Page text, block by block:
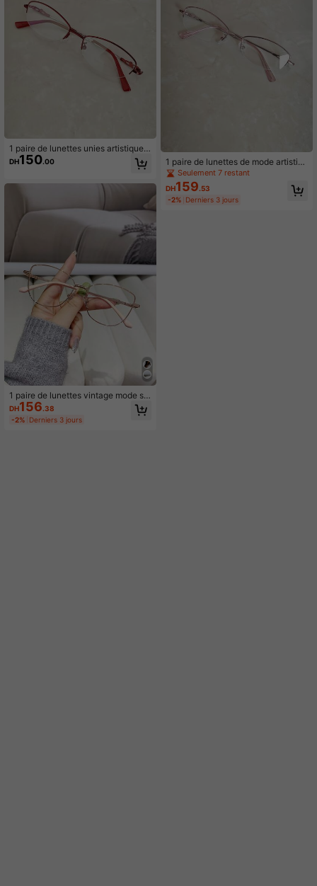
1 paire de lunettes unies artistiques
et à la mode unisexes
DH150.00
1 paire de lunettes vintage mode su
rdimensionnées minimalistes pour f
emmes
DH156.38
-2% Derniers 3 jours
1 paire de lunettes de mode artistiq
ue unisexe de couleur unie
Seulement 7 restant
DH159.53
-2% Derniers 3 jours